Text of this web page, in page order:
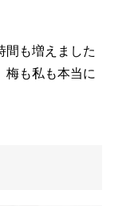
間も増えました
梅も私も本当に